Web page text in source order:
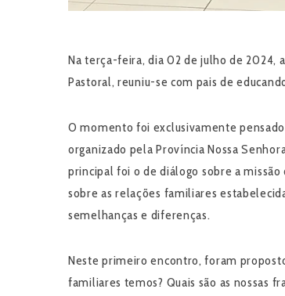
Na terça-feira, dia 02 de julho de 2024,
Pastoral, reuniu-se com pais de
O momento foi exclusivamente
organizado pela Província Nossa
principal foi o de diálogo sobre a
sobre as relações familiares
semelhanças e diferenças.
Neste primeiro encontro, foram
familiares temos? Quais são as nossas